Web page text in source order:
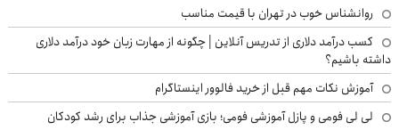
روانشناس خوب در تهران با قیمت مناسب
کسب درآمد دلاری از تدریس آنلاین | چگونه از مهارت زبان خود درآمد دلاری
داشته باشیم؟
آموزش نکات مهم قبل از خرید فالوور اینستاگرام
لی لی فومی و پازل آموزشی فومی؛ بازی آموزشی جذاب برای رشد کودکان